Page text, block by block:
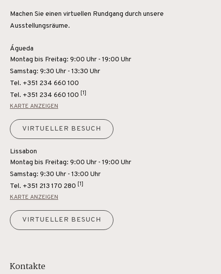
Machen Sie einen virtuellen Rundgang durch unsere
Ausstellungsräume.
Águeda
Montag bis Freitag: 9:00 Uhr - 19:00 Uhr
Samstag: 9:30 Uhr - 13:30 Uhr
Tel. +351 234 660 100
Tel. +351 234 660 100 [1]
KARTE ANZEIGEN
VIRTUELLER BESUCH
Lissabon
Montag bis Freitag: 9:00 Uhr - 19:00 Uhr
Samstag: 9:30 Uhr - 13:00 Uhr
Tel. +351 213 170 280 [1]
KARTE ANZEIGEN
VIRTUELLER BESUCH
Kontakte